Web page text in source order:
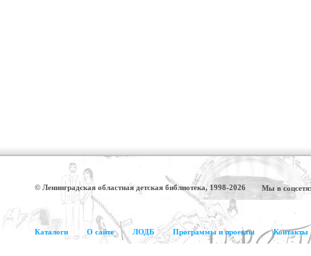
© Ленинградская областная детская библиотека, 1998-2026 Мы в
Каталоги О сайте ЛОДБ Программы и проекты Контакты